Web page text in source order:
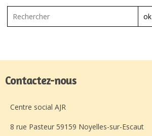
ok
Contactez-nous
Centre social AJR
8 rue Pasteur 59159 Noyelles-sur-Escaut